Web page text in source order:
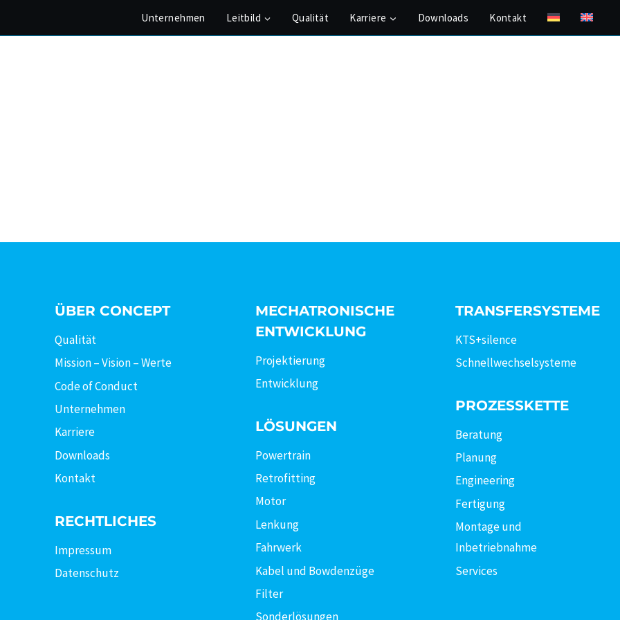
Unternehmen Leitbild Qualität Karriere Downloads Kontakt
ÜBER CONCEPT
Qualität
Mission – Vision – Werte
Code of Conduct
Unternehmen
Karriere
Downloads
Kontakt
RECHTLICHES
Impressum
Datenschutz
MECHATRONISCHE
ENTWICKLUNG
Projektierung
Entwicklung
LÖSUNGEN
Powertrain
Retrofitting
Motor
Lenkung
Fahrwerk
Kabel und Bowdenzüge
Filter
Sonderlösungen
TRANSFERSYSTEME
KTS+silence
Schnellwechselsysteme
PROZESSKETTE
Beratung
Planung
Engineering
Fertigung
Montage und
Inbetriebnahme
Services